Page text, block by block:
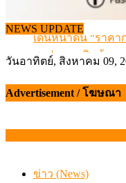
NEWS UPDATE
เดินหน้าดัน “ราคา
สรุปภาวะ สินค้าเก
สุดอั้น! ไข่ไก่หน้าฟ
สรุปภาวะ สินค้าเก
วันอาทิตย์, สิงหาคม 09,
Advertisement / โฆษณา
ข่าว (News)